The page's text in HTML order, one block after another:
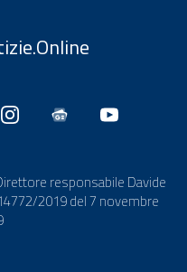
responsabile Davide
2019 del 7 novembre